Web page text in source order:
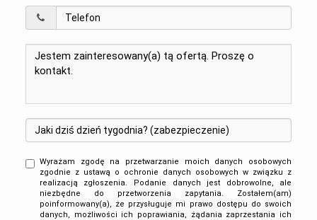
Wyrażam zgodę na przetwarzanie moich danych osobowych
zgodnie z ustawą o ochronie danych osobowych w związku z
realizacją zgłoszenia. Podanie danych jest dobrowolne, ale
niezbędne do przetworzenia zapytania. Zostałem(am)
poinformowany(a), że przysługuje mi prawo dostępu do swoich
danych, możliwości ich poprawiania, żądania zaprzestania ich